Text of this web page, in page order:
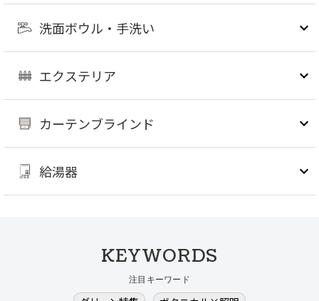
洗面ボウル・手洗い
エクステリア
カーテンブラインド
給湯器
KEYWORDS
注目キーワード